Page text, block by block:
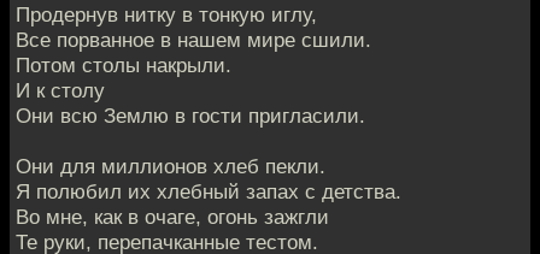
Продернув нитку в тонкую иглу,
Все порванное в нашем мире сшили.
Потом столы накрыли.
И к столу
Они всю Землю в гости пригласили.
Они для миллионов хлеб пекли.
Я полюбил их хлебный запах с детства.
Во мне, как в очаге, огонь зажгли
Те руки, перепачканные тестом.